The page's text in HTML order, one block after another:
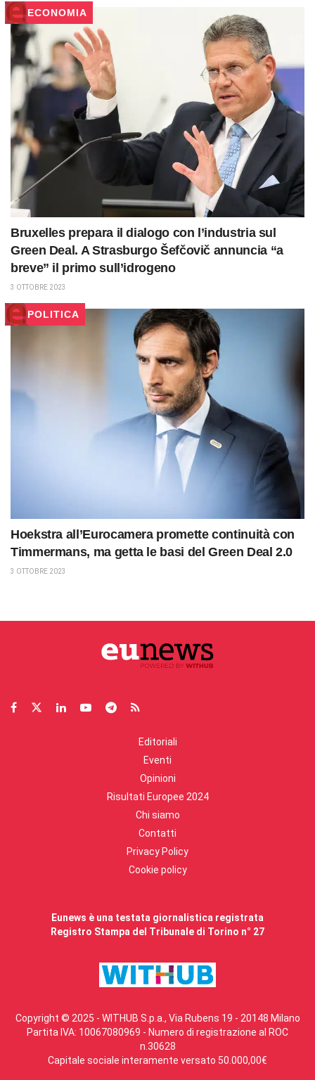
ECONOMIA
Bruxelles prepara il dialogo con l’industria sul
Green Deal. A Strasburgo Šefčovič annuncia “a
breve” il primo sull’idrogeno
3 OTTOBRE 2023
POLITICA
Hoekstra all’Eurocamera promette continuità con
Timmermans, ma getta le basi del Green Deal 2.0
3 OTTOBRE 2023
Editoriali
Eventi
Opinioni
Risultati Europee 2024
Chi siamo
Contatti
Privacy Policy
Cookie policy
Eunews è una testata giornalistica registrata
Registro Stampa del Tribunale di Torino n° 27
Copyright © 2025 - WITHUB S.p.a., Via Rubens 19 - 20148 Milano
Partita IVA: 10067080969 - Numero di registrazione al ROC
n.30628
Capitale sociale interamente versato 50.000,00€